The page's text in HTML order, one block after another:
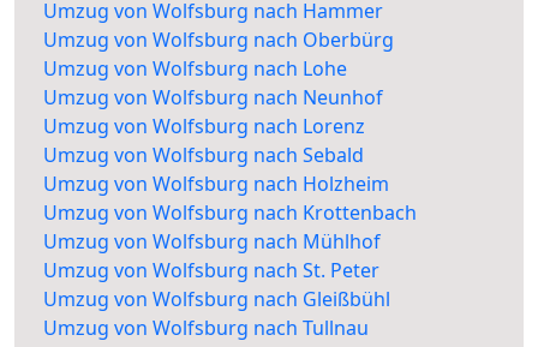
Umzug von Wolfsburg nach Hammer
Umzug von Wolfsburg nach Oberbürg
Umzug von Wolfsburg nach Lohe
Umzug von Wolfsburg nach Neunhof
Umzug von Wolfsburg nach Lorenz
Umzug von Wolfsburg nach Sebald
Umzug von Wolfsburg nach Holzheim
Umzug von Wolfsburg nach Krottenbach
Umzug von Wolfsburg nach Mühlhof
Umzug von Wolfsburg nach St. Peter
Umzug von Wolfsburg nach Gleißbühl
Umzug von Wolfsburg nach Tullnau